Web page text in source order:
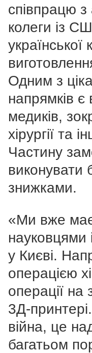
співпрацю
колеги із
української
Одним з
напрямків
медиків,
хірургії та
Частину
виконувати
знижками.
«Ми вже
науковцями
у Києві.
операцією
операції на
3Д-
війна, це
багатьом